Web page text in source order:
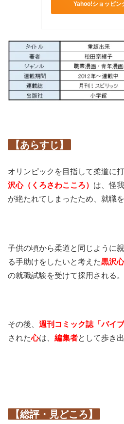
Yahoo!ショッピン
【あらすじ】
オリンピックを目指して柔道に
沢心（くろさわこころ） は、怪
が絶たれてしまったため、就職を
子供の頃から柔道と同じように
る手助けをしたいと考えた黒沢心
の就職試験を受けて採用される。
その後、 週刊コミック誌「バイ
された心は、 編集者として歩き出
【総評・見どころ】